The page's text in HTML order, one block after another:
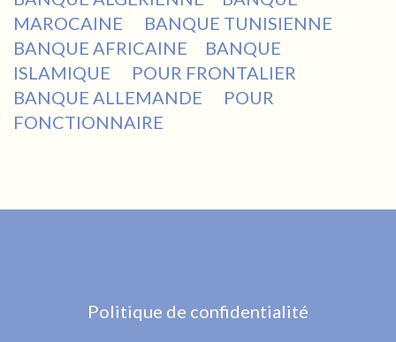
MAROCAINE
BANQUE TUNISIENNE
BANQUE AFRICAINE
BANQUE
ISLAMIQUE
POUR FRONTALIER
BANQUE ALLEMANDE
POUR
FONCTIONNAIRE
Politique de confidentialité